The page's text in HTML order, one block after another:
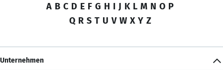
A B C D E F G H I J K L M N O P
Q R S T U V W X Y Z
Unternehmen